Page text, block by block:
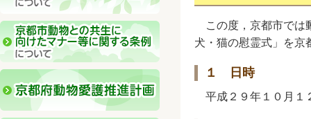
この度，京都市では
犬・猫の慰霊式」を京
１ 日時
平成２９年１０月１